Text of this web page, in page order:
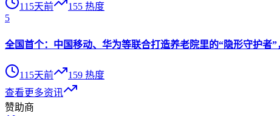
115天前 155 热度
5
全国首个：中国移动、华为等联合打造养老院里的“隐形守护者
115天前 159 热度
查看更多资讯
赞助商